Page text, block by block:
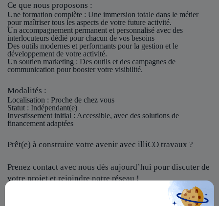
Ce que nous proposons :
Une formation complète : Une immersion totale dans le métier
pour maîtriser tous les aspects de votre future activité.
Un accompagnement permanent et personnalisé avec des
interlocuteurs dédié pour chacun de vos besoins
Des outils modernes et performants pour la gestion et le
développement de votre activité.
Un soutien marketing : Des outils et des campagnes de
communication pour booster votre visibilité.
Modalités :
Localisation : Proche de chez vous
Statut : Indépendant(e)
Investissement initial : Accessible, avec des solutions de
financement adaptées
Prêt(e) à construire votre avenir avec illiCO travaux ?
Prenez contact avec nous dès aujourd’hui pour discuter de
votre projet et rejoindre notre réseau !
illiCO travaux vous offre l’opportunité de devenir un